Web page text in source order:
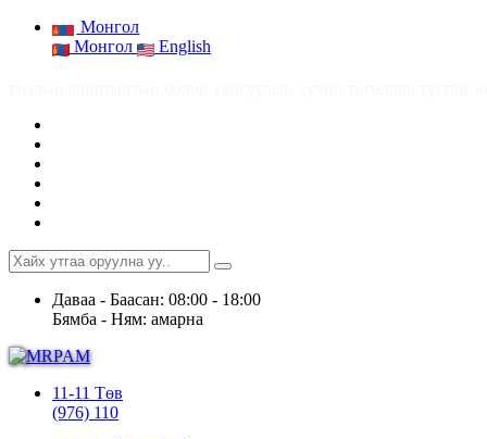
Монгол
Монгол
English
Даваа - Баасан: 08:00 - 18:00
Бямба - Ням: амарна
11-11 Төв
(976) 110